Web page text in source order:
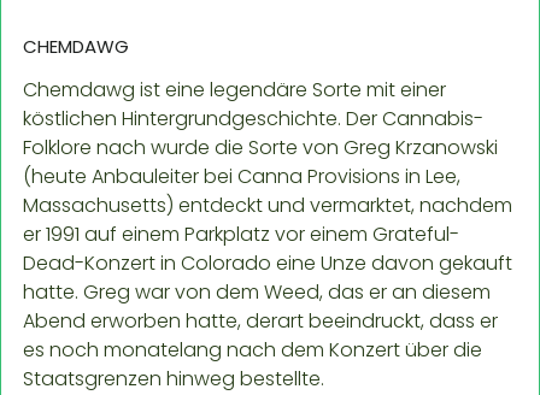
CHEMDAWG
Chemdawg ist eine legendäre Sorte mit einer
köstlichen Hintergrundgeschichte. Der Cannabis-
Folklore nach wurde die Sorte von Greg Krzanowski
(heute Anbauleiter bei Canna Provisions in Lee,
Massachusetts) entdeckt und vermarktet, nachdem
er 1991 auf einem Parkplatz vor einem Grateful-
Dead-Konzert in Colorado eine Unze davon gekauft
hatte. Greg war von dem Weed, das er an diesem
Abend erworben hatte, derart beeindruckt, dass er
es noch monatelang nach dem Konzert über die
Staatsgrenzen hinweg bestellte.